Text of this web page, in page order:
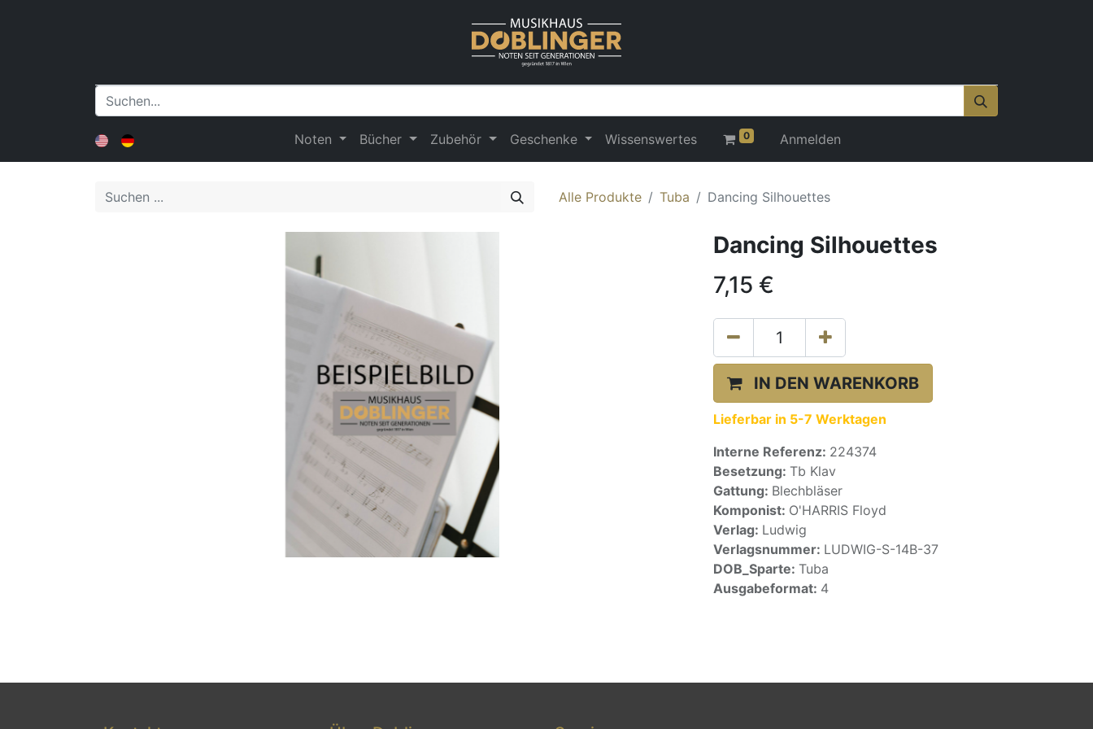
Noten Bücher Zubehör Geschenke Wissenswertes 0 Anmelden
Alle Produkte Tuba Dancing Silhouettes
Dancing Silhouettes
7,15 €
IN DEN WARENKORB
Lieferbar in 5-7 Werktagen
Interne Referenz: 224374
Besetzung: Tb Klav
Gattung: Blechbläser
Komponist: O'HARRIS Floyd
Verlag: Ludwig
Verlagsnummer: LUDWIG-S-14B-37
DOB_Sparte: Tuba
Ausgabeformat: 4